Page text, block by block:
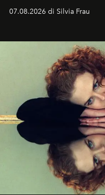
cognizione del tempo.
07.08.2026 di Silvia Frau